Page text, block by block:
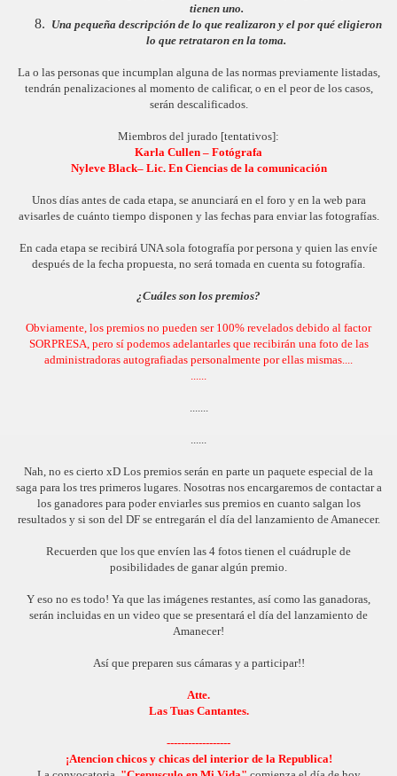
tienen uno.
Una pequeña descripción de lo que realizaron y el por qué eligieron
lo que retrataron en la toma.
La o las personas que incumplan alguna de las normas previamente listadas,
tendrán penalizaciones al momento de calificar, o en el peor de los casos,
serán descalificados.
Miembros del jurado [tentativos]:
Karla Cullen – Fotógrafa
Nyleve Black– Lic. En Ciencias de la comunicación
Unos días antes de cada etapa, se anunciará en el foro y en la web para
avisarles de cuánto tiempo disponen y las fechas para enviar las fotografías.
En cada etapa se recibirá UNA sola fotografía por persona y quien las envíe
después de la fecha propuesta, no será tomada en cuenta su fotografía.
¿Cuáles son los premios?
Obviamente, los premios no pueden ser 100% revelados debido al factor
SORPRESA, pero sí podemos adelantarles que recibirán una foto de las
administradoras autografiadas personalmente por ellas mismas....
......
.......
......
Nah, no es cierto xD Los premios serán en parte un paquete especial de la
saga para los tres primeros lugares. Nosotras nos encargaremos de contactar a
los ganadores para poder enviarles sus premios en cuanto salgan los
resultados y si son del DF se entregarán el día del lanzamiento de Amanecer.
Recuerden que los que envíen las 4 fotos tienen el cuádruple de
posibilidades de ganar algún premio.
Y eso no es todo! Ya que las imágenes restantes, así como las ganadoras,
serán incluidas en un video que se presentará el día del lanzamiento de
Amanecer!
Así que preparen sus cámaras y a participar!!
Atte.
Las Tuas Cantantes.
------------------
¡Atencion chicos y chicas del interior de la Republica!